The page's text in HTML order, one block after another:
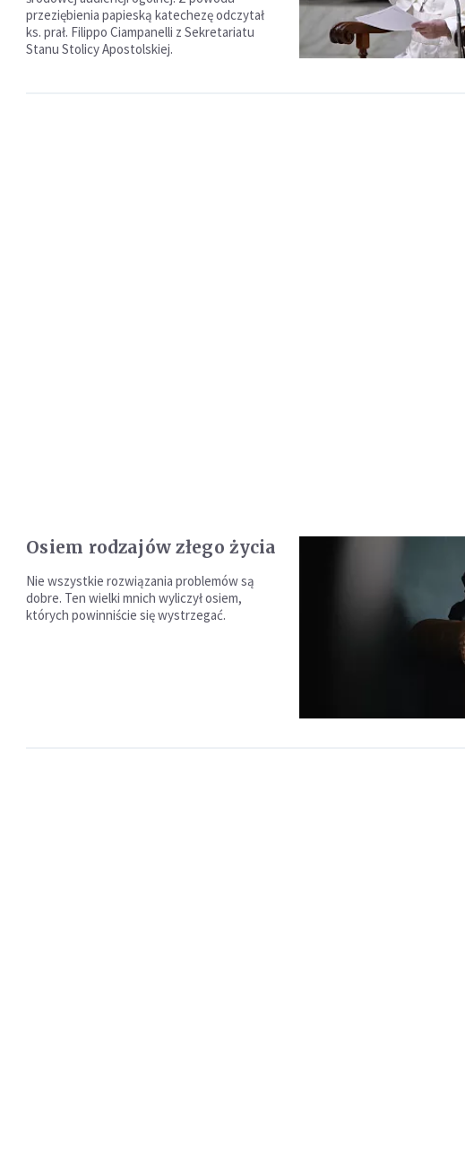
przeziębienia papieską katechezę odczytał
ks. prał. Filippo Ciampanelli z Sekretariatu
Stanu Stolicy Apostolskiej.
Osiem rodzajów złego życia
Nie wszystkie rozwiązania problemów są
dobre. Ten wielki mnich wyliczył osiem,
których powinniście się wystrzegać.